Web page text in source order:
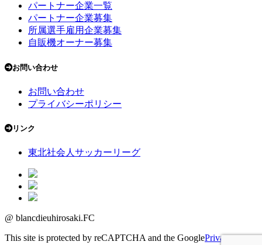
パートナー企業一覧
パートナー企業募集
所属選手雇用企業募集
自販機オーナー募集
お問い合わせ
お問い合わせ
プライバシーポリシー
リンク
東北社会人サッカーリーグ
@ blancdieuhirosaki.FC
This site is protected by reCAPTCHA and the GooglePrivacy